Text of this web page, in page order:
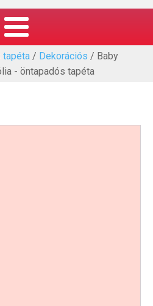
tapéta / Dekorációs / Baby
- öntapadós tapéta